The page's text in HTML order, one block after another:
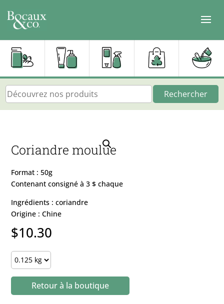
Rechercher
Coriandre moulue
Format : 50g
Contenant consigné à 3 $ chaque
Ingrédients : coriandre
Origine : Chine
$10.30
Coriandre
moulue
quantity
Retour à la boutique